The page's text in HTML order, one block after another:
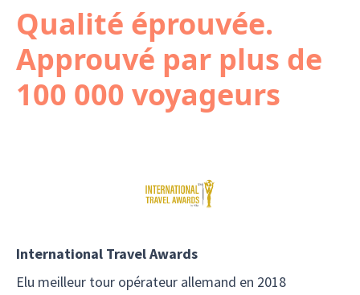
Qualité éprouvée.
Approuvé par plus de
100 000 voyageurs
International Travel Awards
Elu meilleur tour opérateur allemand en 2018